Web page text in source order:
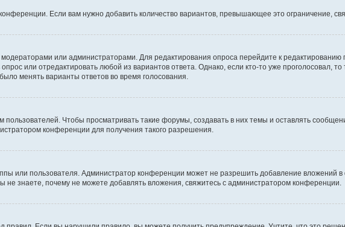
Если вам нужно добавить количество вариантов, превышающее это ограничение,
или администраторами. Для редактирования опроса перейдите к редактированию
или отредактировать любой из вариантов ответа. Однако, если кто-то уже проголосовал,
менять варианты ответов во время голосования.
Чтобы просматривать такие форумы, создавать в них темы и оставлять
конференции для получения такого разрешения.
или пользователя. Администратор конференции может не разрешить добавление вложений
знаете, почему не можете добавлять вложения, свяжитесь с администратором конференции.